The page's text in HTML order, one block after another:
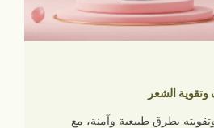
الشعر
بطرق طبيعية وآمنة، مع